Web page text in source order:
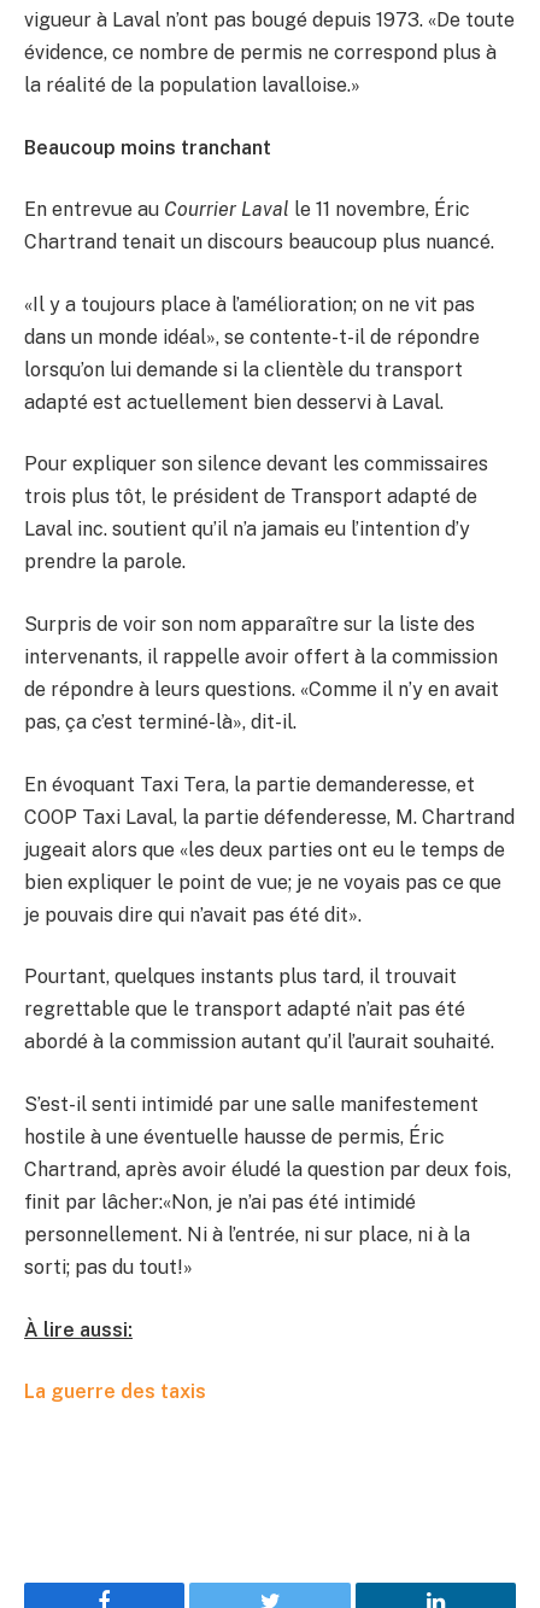
vigueur à Laval n’ont pas bougé depuis 1973. «De toute
évidence, ce nombre de permis ne correspond plus à
la réalité de la population lavalloise.»
Beaucoup moins tranchant
En entrevue au Courrier Laval le 11 novembre, Éric
Chartrand tenait un discours beaucoup plus nuancé.
«Il y a toujours place à l’amélioration; on ne vit pas
dans un monde idéal», se contente-t-il de répondre
lorsqu’on lui demande si la clientèle du transport
adapté est actuellement bien desservi à Laval.
Pour expliquer son silence devant les commissaires
trois plus tôt, le président de Transport adapté de
Laval inc. soutient qu’il n’a jamais eu l’intention d’y
prendre la parole.
Surpris de voir son nom apparaître sur la liste des
intervenants, il rappelle avoir offert à la commission
de répondre à leurs questions. «Comme il n’y en avait
pas, ça c’est terminé-là», dit-il.
En évoquant Taxi Tera, la partie demanderesse, et
COOP Taxi Laval, la partie défenderesse, M. Chartrand
jugeait alors que «les deux parties ont eu le temps de
bien expliquer le point de vue; je ne voyais pas ce que
je pouvais dire qui n’avait pas été dit».
Pourtant, quelques instants plus tard, il trouvait
regrettable que le transport adapté n’ait pas été
abordé à la commission autant qu’il l’aurait souhaité.
S’est-il senti intimidé par une salle manifestement
hostile à une éventuelle hausse de permis, Éric
Chartrand, après avoir éludé la question par deux fois,
finit par lâcher:«Non, je n’ai pas été intimidé
personnellement. Ni à l’entrée, ni sur place, ni à la
sorti; pas du tout!»
À lire aussi:
La guerre des taxis